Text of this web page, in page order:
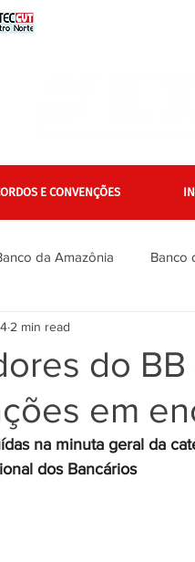
E CONVENÇÕES
da Amazônia Banco
Bradesco
Gerais Itaú
Negros Notícias
do
em
2 min read
na minuta geral da
dos Bancários